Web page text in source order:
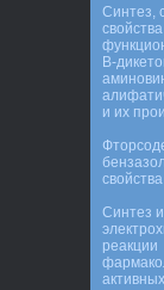
Синтез,
свойства
B-
и их
свойства
Синтез и
реакции
активных